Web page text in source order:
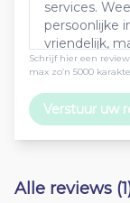
Schrijf hier een
max zo’n 5000
Verstuur uw
Alle reviews